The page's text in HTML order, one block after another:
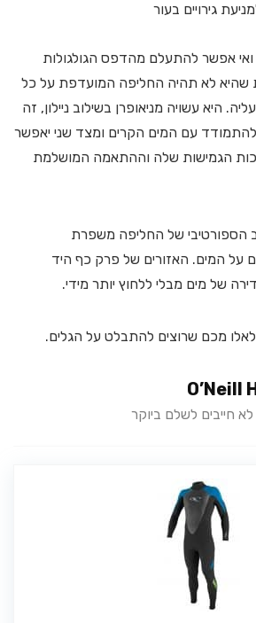
ואי אפשר להתעלם מהדפס הגולגולות
שהיא לא תהיה החליפה המועדפת על כל
היא עשויה מניאופרן בשילוב ניילון, זה
עם המים הקרים ומצד שני יאפשר
הגמישות שלה וההתאמה המושלמת
הספורטיבי של החליפה משפרת
על המים. האזורים של פרק כף היד
של מים מבלי ללחוץ יותר מידי.
מכם שרוצים להתבלט על הגלים.
O’Neill
חייבים לשלם ביוקר